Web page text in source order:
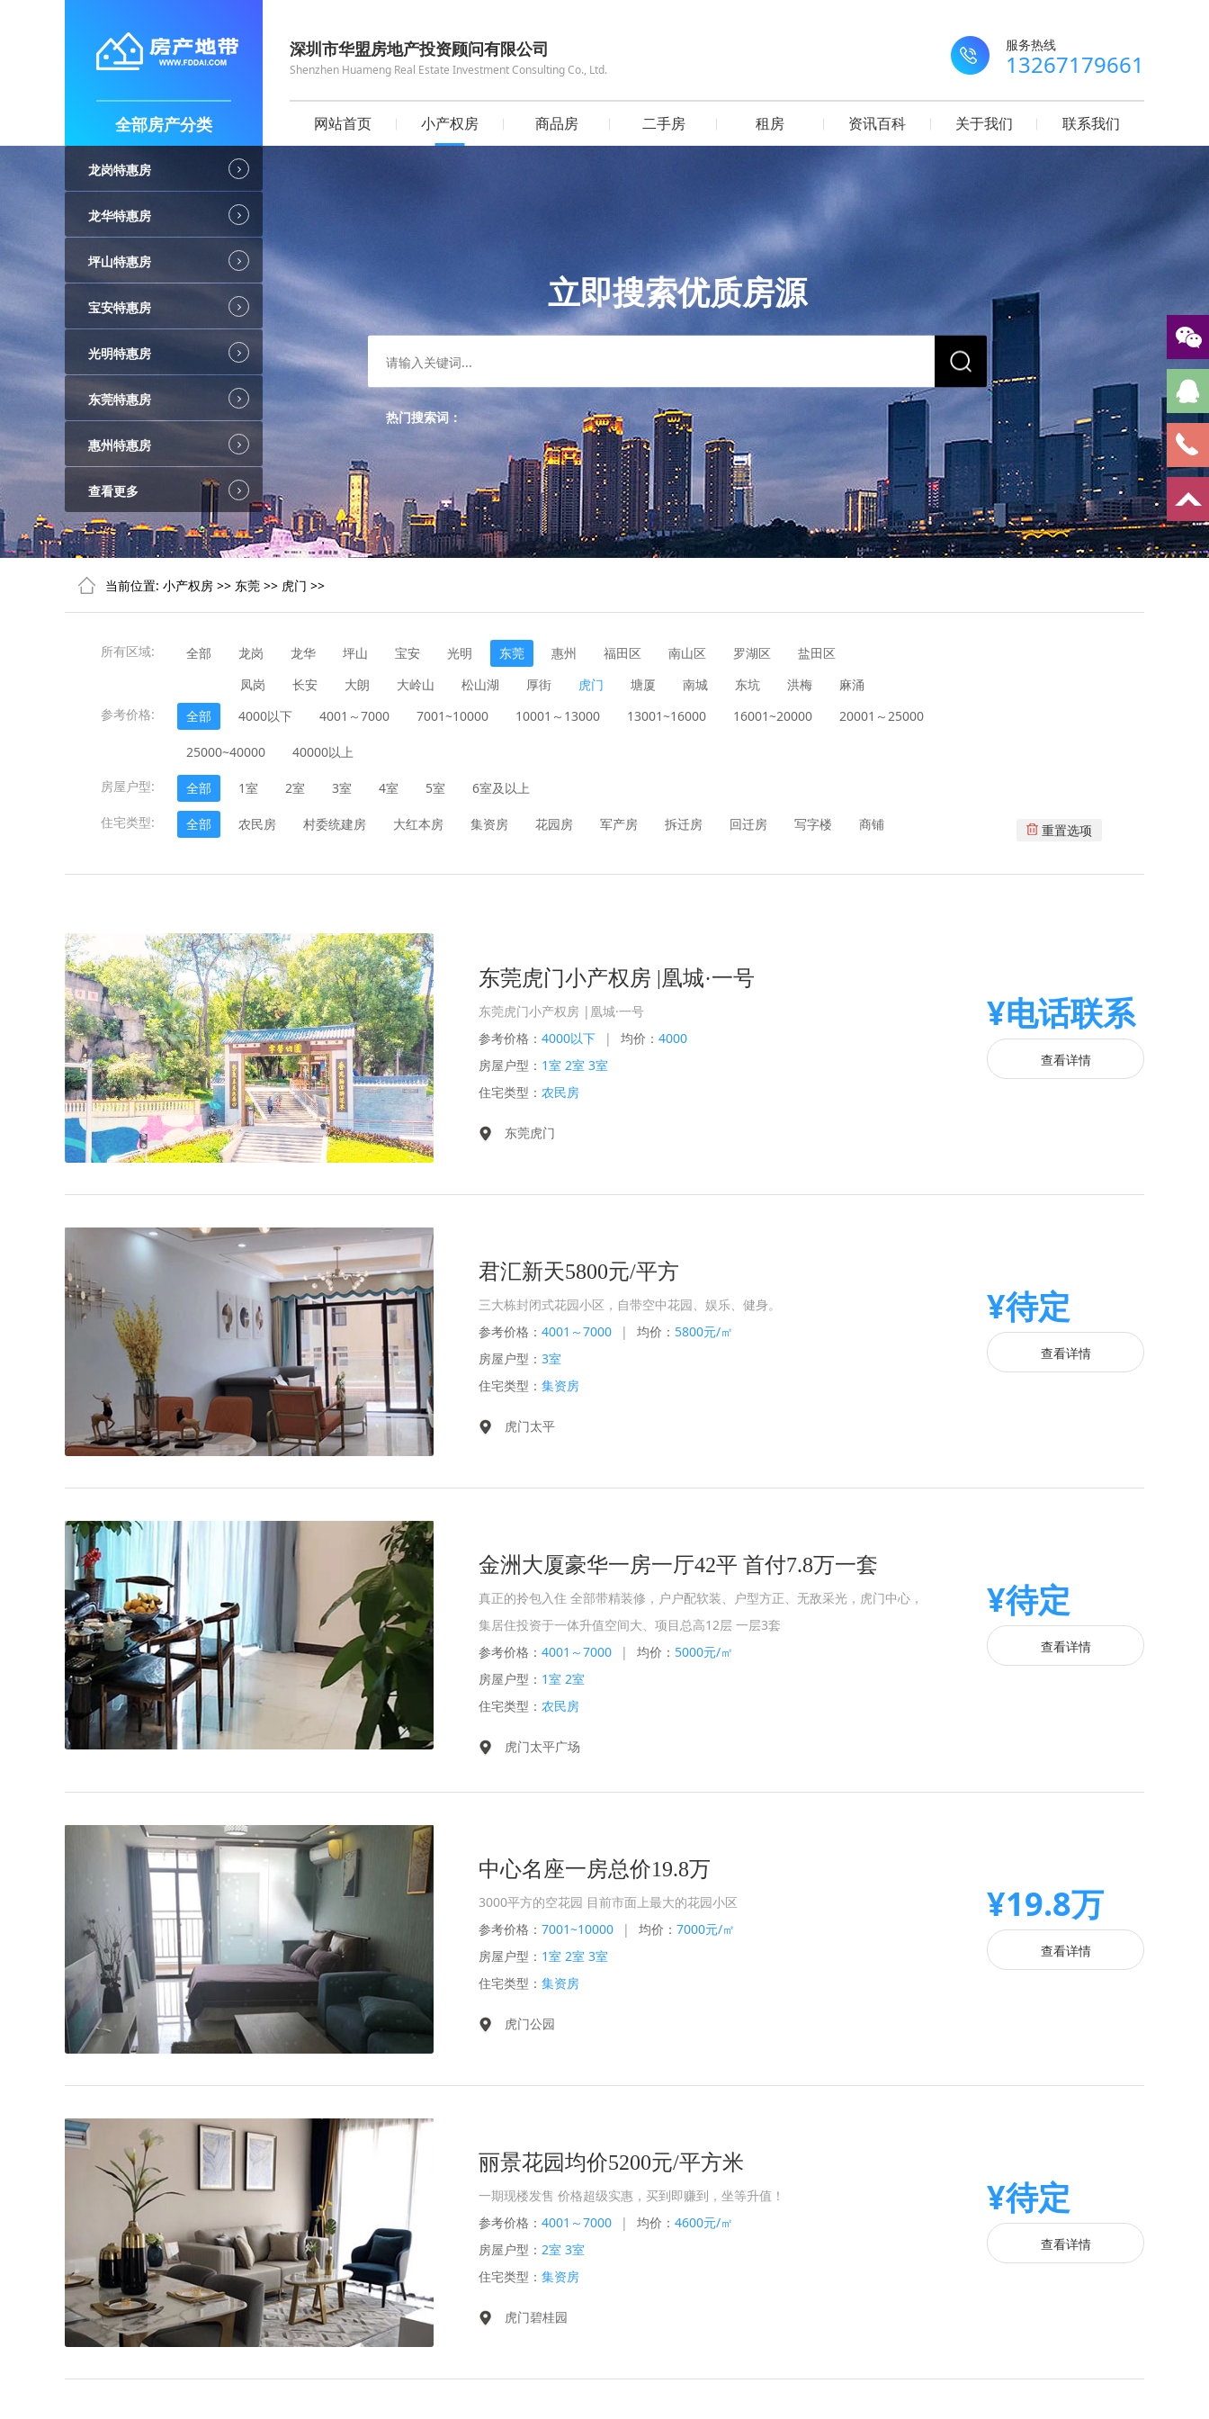
全部房产分类
龙岗特惠房
龙华特惠房
坪山特惠房
宝安特惠房
光明特惠房
东莞特惠房
惠州特惠房
查看更多
深圳市华盟房地产投资顾问有限公司
Shenzhen Huameng Real Estate Investment Consulting Co., Ltd.
服务热线
13267179661
网站首页 小产权房 商品房 二手房 租房 资讯百科 关于我们 联系我们
立即搜索优质房源
热门搜索词：
当前位置: 小产权房 >> 东莞 >> 虎门 >>
所有区域: 全部 龙岗 龙华 坪山 宝安 光明
东莞
凤岗
长安 大朗 大岭山 松山湖 厚街 虎门 塘厦 南城 东坑 洪梅 麻涌
惠州 福田区 南山区 罗湖区 盐田区
参考价格: 全部 4000以下 4001～7000 7001~10000 10001～13000 13001~16000 16001~20000 20001～25000
25000~40000
40000以上
房屋户型:
全部 1室 2室 3室 4室 5室
6室及以上
住宅类型:
全部 农民房 村委统建房 大红本房 集资房 花园房 军产房 拆迁房 回迁房 写字楼 商铺 重置选项
东莞虎门小产权房 |凰城·一号
东莞虎门小产权房 |凰城·一号
参考价格： 4000以下 | 均价： 4000
房屋户型： 1室 2室 3室
住宅类型： 农民房
东莞虎门
¥电话联系
查看详情
君汇新天5800元/平方
三大栋封闭式花园小区，自带空中花园、娱乐、健身。
参考价格： 4001～7000 | 均价： 5800元/㎡
房屋户型： 3室
住宅类型： 集资房
虎门太平
¥待定
查看详情
金洲大厦豪华一房一厅42平 首付7.8万一套
真正的拎包入住 全部带精装修，户户配软装、户型方正、无敌采光，虎门中心，
集居住投资于一体升值空间大、项目总高12层 一层3套
参考价格： 4001～7000 | 均价： 5000元/㎡
房屋户型： 1室 2室
住宅类型： 农民房
虎门太平广场
¥待定
查看详情
中心名座一房总价19.8万
3000平方的空花园 目前市面上最大的花园小区
参考价格： 7001~10000 | 均价： 7000元/㎡
房屋户型： 1室 2室 3室
住宅类型： 集资房
虎门公园
¥19.8万
查看详情
丽景花园均价5200元/平方米
一期现楼发售 价格超级实惠，买到即赚到，坐等升值！
参考价格： 4001～7000 | 均价： 4600元/㎡
房屋户型： 2室 3室
住宅类型： 集资房
虎门碧桂园
¥待定
查看详情